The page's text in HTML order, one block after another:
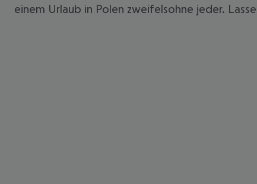
einem Urlaub in Polen zweifelsohne jeder.